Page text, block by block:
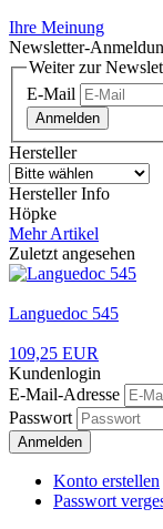
Ihre Meinung
Newsletter-
Weiter zur
E-Mail
Anmelden
Hersteller
Hersteller Info
Höpke
Mehr Artikel
Zuletzt angesehen
Languedoc 545
109,25 EUR
Kundenlogin
E-Mail-Adresse
Passwort
Anmelden
Konto erstellen
Passwort